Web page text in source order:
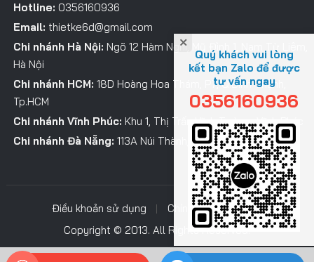
Hotline: 0356160936
Email: thietke6d@gmail.com
Chi nhánh Hà Nội: Ngõ 12 Hàm Nghi, Mỹ Đình 1, Nam Từ Liêm,
Hà Nội
Chi nhánh HCM: 18D Hoàng Hoa Thám, P7, Q.Bình Thạnh,
Tp.HCM
Chi nhánh Vĩnh Phúc: Khu 1, Thị Trấn Vĩnh Tường, Vĩnh Phúc
Chi nhánh Đà Nẵng: 113A Núi Thành, Hải Châu, TP. Đà Nẵng
Điều khoản sử dụng
Chính sách bảo mật
Copyright © 2013. All Rights Reserved.
Quý khách vui lòng
kết bạn Zalo để được
tư vấn ngay
0356160936